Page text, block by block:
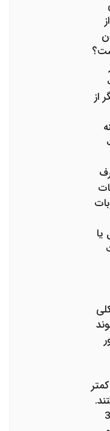
از
یا
با این حال اگر این مقدار بیش از 3